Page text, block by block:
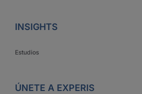
INSIGHTS
Estudios
ÚNETE A EXPERIS